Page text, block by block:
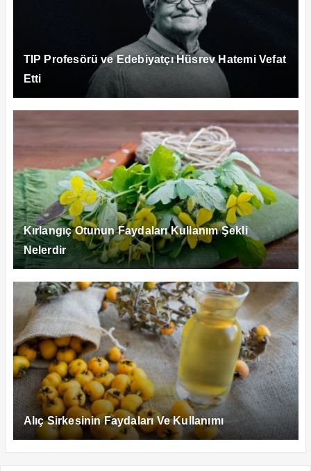
TIP Profesörü ve Edebiyatçı Hüsrev Hatemi Vefat
Etti
Kırlangıç Otunun Faydaları Kullanım Şekli
Nelerdir
Alıç Sirkesinin Faydaları Ve Kullanımı